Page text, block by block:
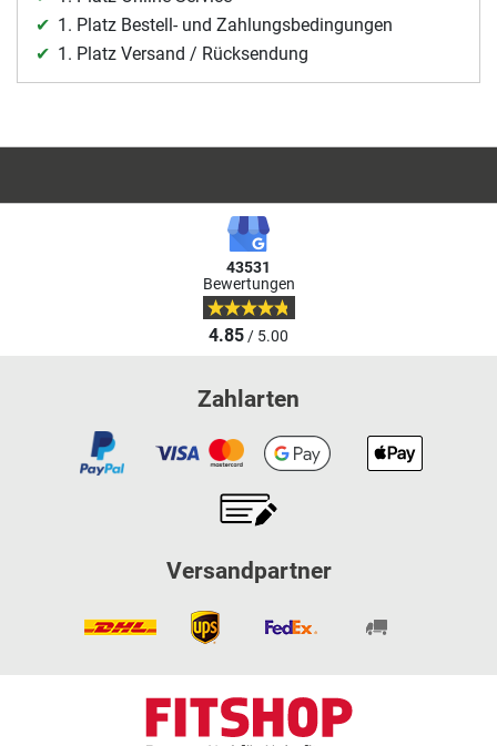
1. Platz Bestell- und Zahlungsbedingungen
1. Platz Versand / Rücksendung
43531
Bewertungen
4.85/ 5.00
Zahlarten
Versandpartner